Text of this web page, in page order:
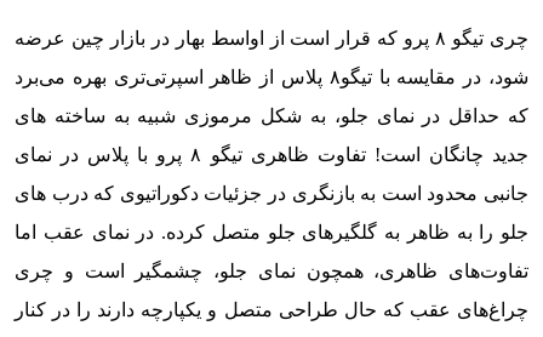
چری تیگو ۸ پرو که قرار است از اواسط بهار در بازار چین عرضه
شود، در مقایسه با تیگو۸ پلاس از ظاهر اسپرتی‌تری بهره می‌برد
که حداقل در نمای جلو، به شکل مرموزی شبیه به ساخته های
جدید چانگان است! تفاوت ظاهری تیگو ۸ پرو با پلاس در نمای
جانبی محدود است به بازنگری در جزئیات دکوراتیوی که درب های
جلو را به ظاهر به گلگیرهای جلو متصل کرده. در نمای عقب اما
تفاوت‌های ظاهری، همچون نمای جلو، چشمگیر است و چری
چراغ‌های عقب که حال طراحی متصل و یکپارچه دارند را در کنار